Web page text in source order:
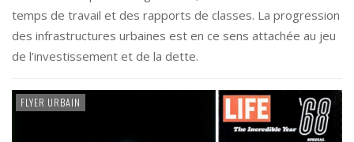
temps de travail et des rapports de classes. La progression
des infrastructures urbaines est en ce sens attachée au jeu
de l’investissement et de la dette.
FLYER URBAIN